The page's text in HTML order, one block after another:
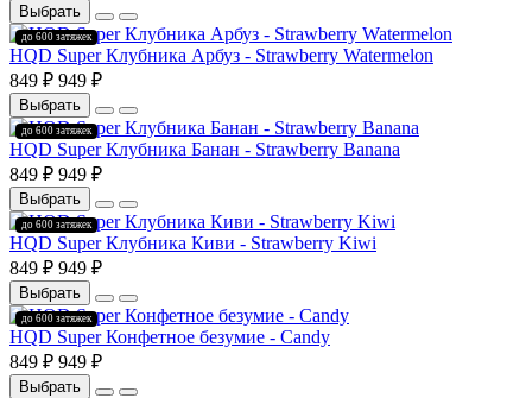
Выбрать
до 600 затяжек
HQD Super Клубника Арбуз - Strawberry Watermelon
849 ₽ 949 ₽
Выбрать
до 600 затяжек
HQD Super Клубника Банан - Strawberry Banana
849 ₽ 949 ₽
Выбрать
до 600 затяжек
HQD Super Клубника Киви - Strawberry Kiwi
849 ₽ 949 ₽
Выбрать
до 600 затяжек
HQD Super Конфетное безумие - Candy
849 ₽ 949 ₽
Выбрать